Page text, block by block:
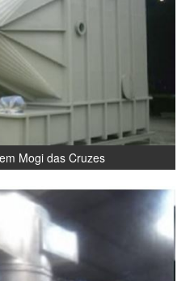
Mogi das Cruzes